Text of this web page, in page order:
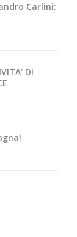
Carlini:
DI